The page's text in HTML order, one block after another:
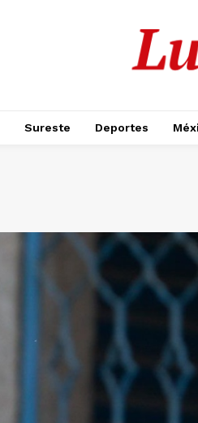
Sureste Deportes